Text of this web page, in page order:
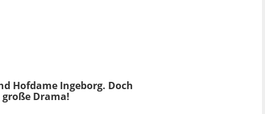
Hofdame Ingeborg. Doch
Drama!